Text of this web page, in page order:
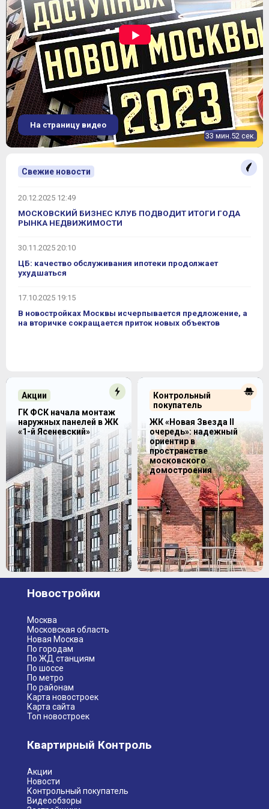
77,2-109,6 м2
9.52%
динамика цен
ЖК "Переделкино Ближнее"
33 мин.52 сек.
На страницу видео
Свежие новости
20.12.2025 12:49
МОСКОВСКИЙ БИЗНЕС КЛУБ ПОДВОДИТ ИТОГИ ГОДА
РЫНКА НЕДВИЖИМОСТИ
30.11.2025 20:10
ЦБ: качество обслуживания ипотеки продолжает
ухудшаться
17.10.2025 19:15
В новостройках Москвы исчерпывается предложение, а
на вторичке сокращается приток новых объектов
Контрольный
покупатель
ЖК «Новая Звезда II
очередь»: надежный
ориентир в
пространстве
московского
домостроения
Акции
ГК ФСК начала монтаж
наружных панелей в ЖК
«1-й Ясеневский»
Новостройки
Москва
Московская область
Новая Москва
По городам
По ЖД станциям
По шоссе
По метро
По районам
Карта новостроек
Карта сайта
Топ новостроек
Квартирный Контроль
Акции
Новости
Контрольный покупатель
Видеообзоры